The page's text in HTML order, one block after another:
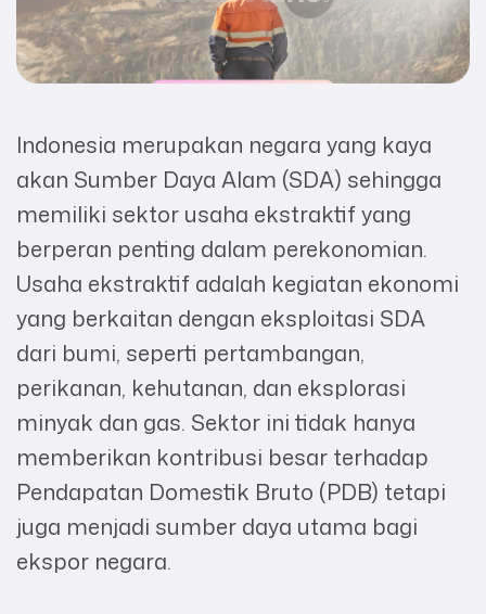
Indonesia merupakan negara yang kaya
akan Sumber Daya Alam (SDA) sehingga
memiliki sektor usaha ekstraktif yang
berperan penting dalam perekonomian.
Usaha ekstraktif adalah kegiatan ekonomi
yang berkaitan dengan eksploitasi SDA
dari bumi, seperti pertambangan,
perikanan, kehutanan, dan eksplorasi
minyak dan gas. Sektor ini tidak hanya
memberikan kontribusi besar terhadap
Pendapatan Domestik Bruto (PDB) tetapi
juga menjadi sumber daya utama bagi
ekspor negara.